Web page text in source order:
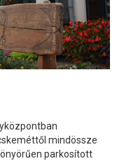
mindössze
parkosított